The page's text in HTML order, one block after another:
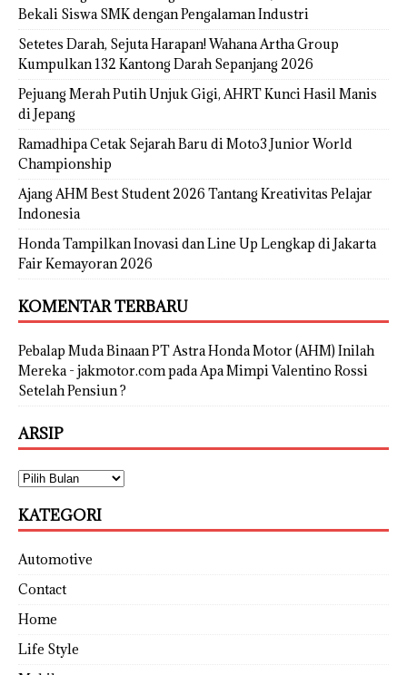
Bekali Siswa SMK dengan Pengalaman Industri
Setetes Darah, Sejuta Harapan! Wahana Artha Group
Kumpulkan 132 Kantong Darah Sepanjang 2026
Pejuang Merah Putih Unjuk Gigi, AHRT Kunci Hasil Manis
di Jepang
Ramadhipa Cetak Sejarah Baru di Moto3 Junior World
Championship
Ajang AHM Best Student 2026 Tantang Kreativitas Pelajar
Indonesia
Honda Tampilkan Inovasi dan Line Up Lengkap di Jakarta
Fair Kemayoran 2026
KOMENTAR TERBARU
Pebalap Muda Binaan PT Astra Honda Motor (AHM) Inilah
Mereka - jakmotor.compadaApa Mimpi Valentino Rossi
Setelah Pensiun ?
ARSIP
KATEGORI
Automotive
Contact
Home
Life Style